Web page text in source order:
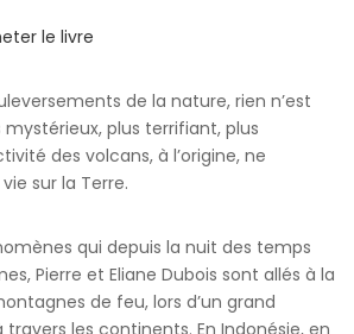
le livre
de la nature, rien n’est
mystérieux, plus terrifiant, plus
des volcans, à l’origine, ne
sur la Terre.
qui depuis la nuit des temps
Pierre et Eliane Dubois sont allés à la
de feu, lors d’un grand